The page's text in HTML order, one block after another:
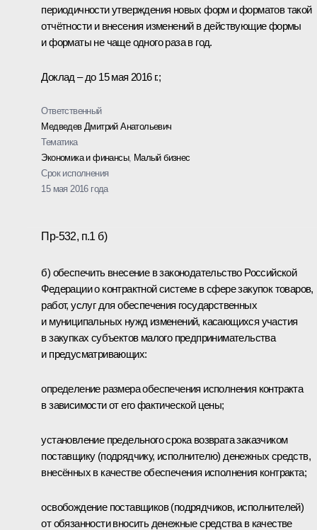
периодичности утверждения новых форм и форматов такой
отчётности и внесения изменений в действующие формы
и форматы не чаще одного раза в год.
Доклад – до 15 мая 2016 г.;
Ответственный
Медведев Дмитрий Анатольевич
Тематика
Экономика и финансы, Малый бизнес
Срок исполнения
15 мая 2016 года
Пр-532, п.1 б)
б) обеспечить внесение в законодательство Российской
Федерации о контрактной системе в сфере закупок товаров,
работ, услуг для обеспечения государственных
и муниципальных нужд изменений, касающихся участия
в закупках субъектов малого предпринимательства
и предусматривающих:
определение размера обеспечения исполнения контракта
в зависимости от его фактической цены;
установление предельного срока возврата заказчиком
поставщику (подрядчику, исполнителю) денежных средств,
внесённых в качестве обеспечения исполнения контракта;
освобождение поставщиков (подрядчиков, исполнителей)
от обязанности вносить денежные средства в качестве